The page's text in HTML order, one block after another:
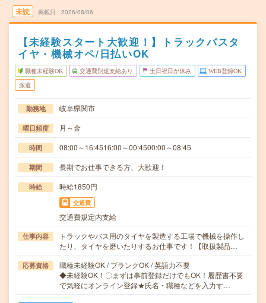
未読 掲載日 2026/08/06
【未経験スタート大歓迎！】トラックバスタ
イヤ・機械オペ/日払いOK
職種未経験OK 交通費別途支給あり 土日祝日が休み WEB登録OK
派遣
勤務地 岐阜県関市
曜日頻度 月～金
時間 08:00～16:4516:00～00:4500:00～08:45
期間 長期でお仕事できる方、大歓迎！
時給 時給1850円
交通費
交通費規定内支給
仕事内容
トラックやバス用のタイヤを製造する工場で機械を操作し
たり、タイヤを磨いたりするお仕事です！【取扱製品…
応募資格
職種未経験OK / ブランクOK / 英語力不要
◆未経験OK！〇まずは事前登録だけでもOK！履歴書不要
で気軽にオンライン登録★氏名・職種などを入力す…